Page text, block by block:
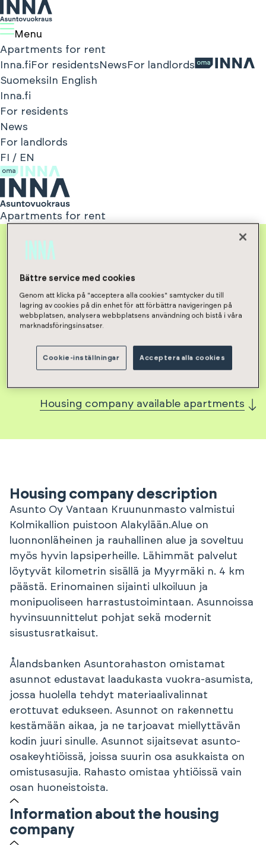
Menu
Apartments for rent
Inna.fi For residents News For landlords
Suomeksi In English
Inna.fi
For residents
News
For landlords
FI
/ EN
Apartments for rent
INNA Asuntovuokraus
Properties
Kolmikallionkuja 3 - Asunto Oy Vantaan Kruununmasto
Kolmikallionkuja 3 -
Asunto Oy Vantaan
Kruununmasto
Housing company available apartments
Housing company description
Asunto Oy Vantaan Kruununmasto valmistui
Kolmikallion puistoon Alakylään.Alue on
luonnonläheinen ja rauhallinen alue ja soveltuu
myös hyvin lapsiperheille. Lähimmät palvelut
löytyvät kilometrin sisällä ja Myyrmäki n. 4 km
päästä. Erinomainen sijainti ulkoiluun ja
monipuoliseen harrastustoimintaan. Asunnoissa
hyvinsuunnittelut pohjat sekä modernit
sisustusratkaisut.
Ålandsbanken Asuntorahaston omistamat
asunnot edustavat laadukasta vuokra-asumista,
jossa huolella tehdyt materiaalivalinnat
erottuvat edukseen. Asunnot on rakennettu
kestämään aikaa, ja ne tarjoavat miellyttävän
kodin juuri sinulle. Asunnot sijaitsevat asunto-
osakeyhtiöissä, joissa suurin osa asukkaista on
omistusasujia. Rahasto omistaa yhtiöissä vain
osan huoneistoista.
Information about the housing
company
Bättre service med cookies
Genom att klicka på "acceptera alla cookies" samtycker du till
lagring av cookies på din enhet för att förbättra navigeringen på
webbplatsen, analysera webbplatsens användning och bistå i våra
marknadsföringsinsatser.
Cookie-inställningar Acceptera alla cookies